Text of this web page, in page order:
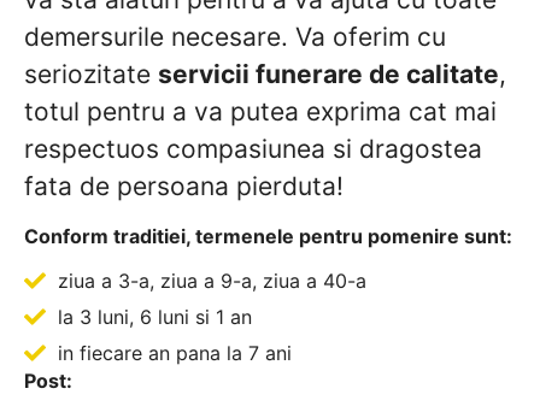
demersurile necesare. Va oferim cu
seriozitate servicii funerare de calitate,
totul pentru a va putea exprima cat mai
respectuos compasiunea si dragostea
fata de persoana pierduta!
Conform traditiei, termenele pentru pomenire sunt:
ziua a 3-a, ziua a 9-a, ziua a 40-a
la 3 luni, 6 luni si 1 an
in fiecare an pana la 7 ani
Post: